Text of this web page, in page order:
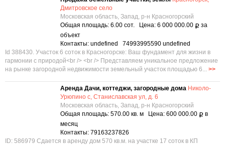
Дмитровское село
Московская область, Запад, р-н Красногорский
Общая площадь: 6.00 сот. Цена: 6 000 000.00 Р за
объект
Контакты: undefined 74993995590 undefined
Id 388430. Участок 6 соток в Красногорске: Ваш фундамент для жизни в
гармонии с природой<br /> <br /> Представляем уникальное предложение
на рынке загородной недвижимости земельный участок площадью 6... >>
Аренда Дачи, коттеджи, загородные дома Николо-
Урюпино с, Станиславская ул, д. 6
Московская область, Запад, р-н Красногорский
Общая площадь: 570.00 кв. м Цена: 600 000.00 Р в
месяц
Контакты: 79163237826
ID: 586979 Сдается в аренду дом 570 кв.м. на участке 17 соток в КП